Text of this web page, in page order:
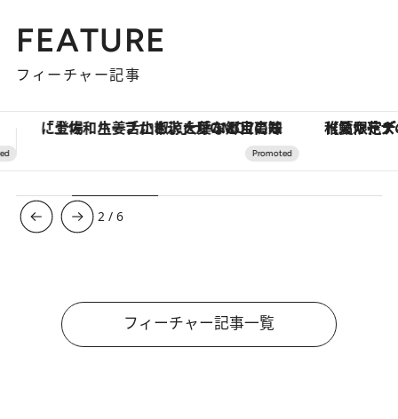
FEATURE
フィーチャー記事
【夏限定ディナーコース】旬を迎える稚鮎や花ズッキーニなどをイタリア・トスカーナの郷土料理の手法で満喫！
3 /6
フィーチャー記事一覧